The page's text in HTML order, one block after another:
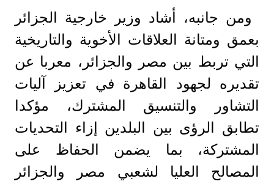
ومن جانبه، أشاد وزير خارجية الجزائر
بعمق ومتانة العلاقات الأخوية والتاريخية
التي تربط بين مصر والجزائر، معربا عن
تقديره لجهود القاهرة في تعزيز آليات
التشاور والتنسيق المشترك، مؤكدا
تطابق الرؤى بين البلدين إزاء التحديات
المشتركة، بما يضمن الحفاظ على
المصالح العليا لشعبي مصر والجزائر